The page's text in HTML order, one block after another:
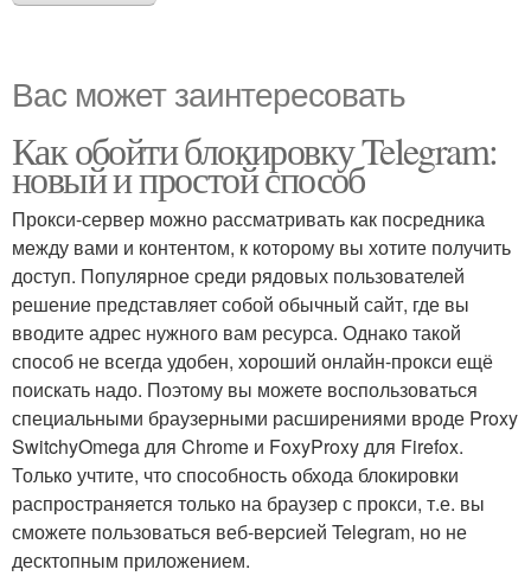
Вас может заинтересовать
Как обойти блокировку Telegram:
новый и простой способ
Прокси-сервер можно рассматривать как посредника
между вами и контентом, к которому вы хотите получить
доступ. Популярное среди рядовых пользователей
решение представляет собой обычный сайт, где вы
вводите адрес нужного вам ресурса. Однако такой
способ не всегда удобен, хороший онлайн-прокси ещё
поискать надо. Поэтому вы можете воспользоваться
специальными браузерными расширениями вроде Proxy
SwitchyOmega для Chrome и FoxyProxy для Firefox.
Только учтите, что способность обхода блокировки
распространяется только на браузер с прокси, т.е. вы
сможете пользоваться веб-версией Telegram, но не
десктопным приложением.